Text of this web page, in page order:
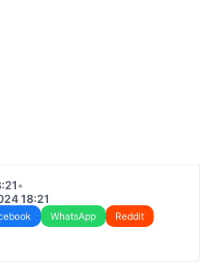
•
18:21
WhatsApp
Reddit